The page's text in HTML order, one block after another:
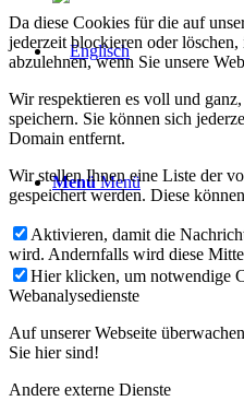
Menü Menü
Da diese Cookies für die auf
jederzeit blockieren oder
abzulehnen, wenn Sie unsere
Wir respektieren es voll und
speichern. Sie können sich
Domain entfernt.
Wir stellen Ihnen eine Liste der
gespeichert werden. Diese
Aktivieren, damit die
wird. Andernfalls wird diese
Hier klicken, um notwendige
Webanalysedienste
Auf unserer Webseite
Sie hier sind!
Andere externe Dienste